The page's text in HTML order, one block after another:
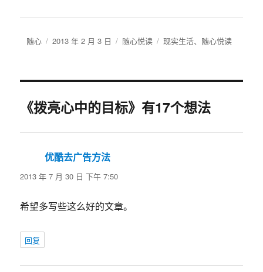
作
随心
发
2013 年 2 月 3 日
分
随心悦读
标
现实生活、 随心悦读
《拨亮心中的目标》有17个想法
优酷去广告方法
道：
2013 年 7 月 30 日 下午 7:50
希望多写些这么好的文章。
回复